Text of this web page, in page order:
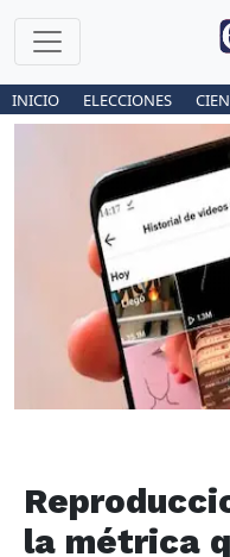
INICIO ELECCIONES
la métrica